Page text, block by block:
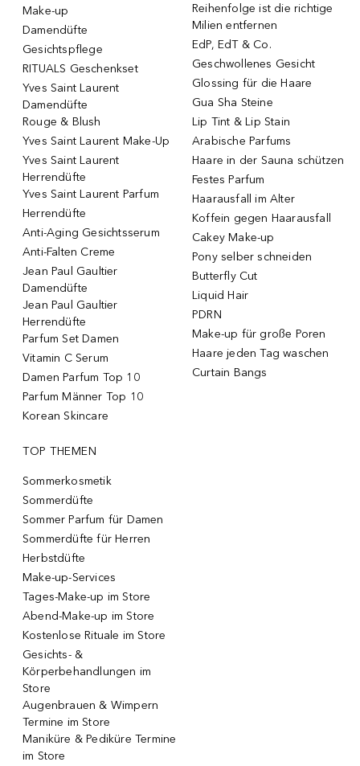
Make-up
Damendüfte
Gesichtspflege
RITUALS Geschenkset
Yves Saint Laurent
Damendüfte
Rouge & Blush
Yves Saint Laurent Make-Up
Yves Saint Laurent
Herrendüfte
Yves Saint Laurent Parfum
Herrendüfte
Anti-Aging Gesichtsserum
Anti-Falten Creme
Jean Paul Gaultier
Damendüfte
Jean Paul Gaultier
Herrendüfte
Parfum Set Damen
Vitamin C Serum
Damen Parfum Top 10
Parfum Männer Top 10
Korean Skincare
Reihenfolge ist die richtige
Milien entfernen
EdP, EdT & Co.
Geschwollenes Gesicht
Glossing für die Haare
Gua Sha Steine
Lip Tint & Lip Stain
Arabische Parfums
Haare in der Sauna schützen
Festes Parfum
Haarausfall im Alter
Koffein gegen Haarausfall
Cakey Make-up
Pony selber schneiden
Butterfly Cut
Liquid Hair
PDRN
Make-up für große Poren
Haare jeden Tag waschen
Curtain Bangs
TOP THEMEN
Sommerkosmetik
Sommerdüfte
Sommer Parfum für Damen
Sommerdüfte für Herren
Herbstdüfte
Make-up-Services
Tages-Make-up im Store
Abend-Make-up im Store
Kostenlose Rituale im Store
Gesichts- &
Körperbehandlungen im
Store
Augenbrauen & Wimpern
Termine im Store
Maniküre & Pediküre Termine
im Store